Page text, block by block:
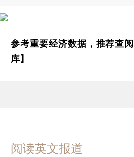
参考重要经济数据，推荐查阅
库】
阅读英文报道